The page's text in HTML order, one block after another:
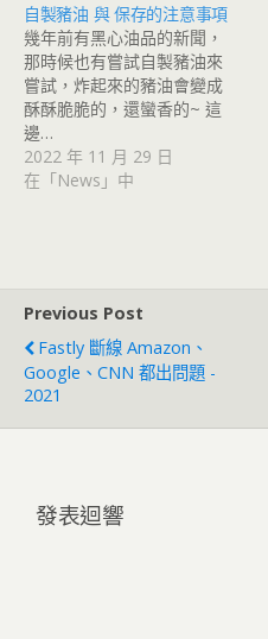
自製豬油 與 保存的注意事項
幾年前有黑心油品的新聞，
那時候也有嘗試自製豬油來
嘗試，炸起來的豬油會變成
酥酥脆脆的，還蠻香的~ 這
邊…
2022 年 11 月 29 日
在「News」中
Previous Post
Fastly 斷線 Amazon、
Google、CNN 都出問題 -
2021
發表迴響